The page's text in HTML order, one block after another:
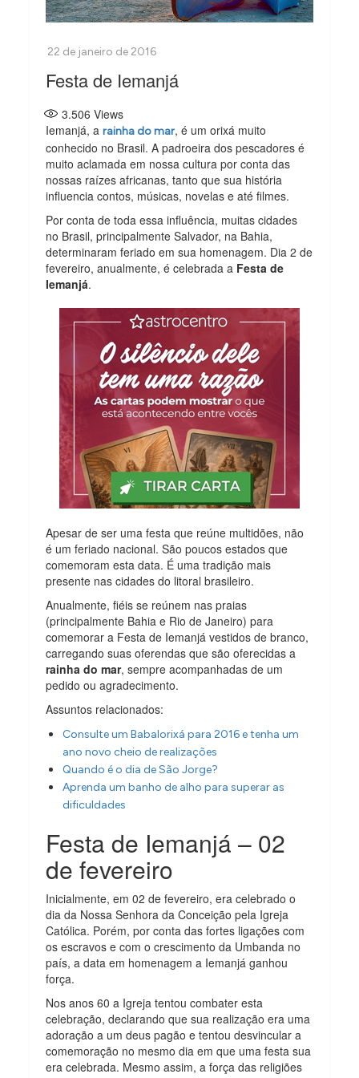
Festa de Iemanjá
3.506 Views
Iemanjá, arainha do mar, é um orixá muito
conhecido no Brasil. A padroeira dos pescadores é
muito aclamada em nossa cultura por conta das
nossas raízes africanas, tanto que sua história
influencia contos, músicas, novelas e até filmes.
Por conta de toda essa influência, muitas cidades
no Brasil, principalmente Salvador, na Bahia,
determinaram feriado em sua homenagem. Dia 2 de
fevereiro, anualmente, é celebrada a Festa de
Iemanjá.
Apesar de ser uma festa que reúne multidões, não
é um feriado nacional. São poucos estados que
comemoram esta data. É uma tradição mais
presente nas cidades do litoral brasileiro.
Anualmente, fiéis se reúnem nas praias
(principalmente Bahia e Rio de Janeiro) para
comemorar a Festa de Iemanjá vestidos de branco,
carregando suas oferendas que são oferecidas a
rainha do mar, sempre acompanhadas de um
pedido ou agradecimento.
Assuntos relacionados:
Consulte um Babalorixá para 2016 e tenha um
ano novo cheio de realizações
Quando é o dia de São Jorge?
Aprenda um banho de alho para superar as
dificuldades
Festa de Iemanjá – 02
de fevereiro
Inicialmente, em 02 de fevereiro, era celebrado o
dia da Nossa Senhora da Conceição pela Igreja
Católica. Porém, por conta das fortes ligações com
os escravos e com o crescimento da Umbanda no
país, a data em homenagem a Iemanjá ganhou
força.
Nos anos 60 a Igreja tentou combater esta
celebração, declarando que sua realização era uma
adoração a um deus pagão e tentou desvincular a
comemoração no mesmo dia em que uma festa sua
era celebrada. Mesmo assim, a força das religiões